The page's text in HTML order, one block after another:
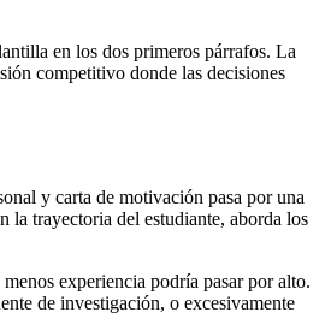
en los dos primeros párrafos. La
competitivo donde las decisiones
y carta de motivación pasa por una
la trayectoria del estudiante, aborda los
experiencia podría pasar por alto.
de investigación, o excesivamente